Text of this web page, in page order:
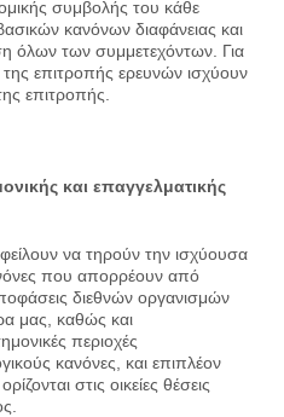
συμβολής του κάθε
κανόνων διαφάνειας και
όλων των συμμετεχόντων. Για
επιτροπής ερευνών ισχύουν
επιτροπής.
και επαγγελματικής
να τηρούν την ισχύουσα
που απορρέουν από
διεθνών οργανισμών
μας, καθώς και
περιοχές
κανόνες, και επιπλέον
στις οικείες θέσεις